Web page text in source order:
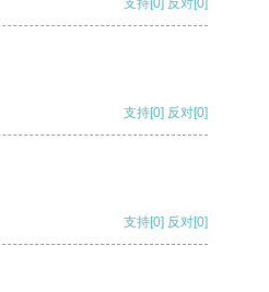
支持[0] 反对[0]
支持[0] 反对[0]
支持[0] 反对[0]